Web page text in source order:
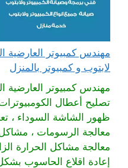
لابتوب و كمبيوتر بالمنزل
مهندس كمبيوتر العارضية
تصليح أعطال
ظهور الشاشة السوداء ،
معالجة الرسومات ،
معالجة مشاكل الحرارة
إعادة اقلاع الحاسوب